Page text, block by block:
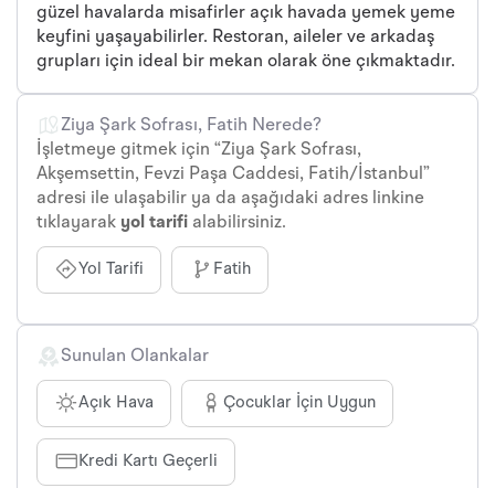
güzel havalarda misafirler açık havada yemek yeme
keyfini yaşayabilirler. Restoran, aileler ve arkadaş
grupları için ideal bir mekan olarak öne çıkmaktadır.
Ziya Şark Sofrası, Fatih Nerede?
İşletmeye gitmek için “Ziya Şark Sofrası,
Akşemsettin, Fevzi Paşa Caddesi, Fatih/İstanbul”
adresi ile ulaşabilir ya da aşağıdaki adres linkine
tıklayarak yol tarifi alabilirsiniz.
Yol Tarifi Fatih
Sunulan Olankalar
Açık Hava Çocuklar İçin Uygun
Kredi Kartı Geçerli